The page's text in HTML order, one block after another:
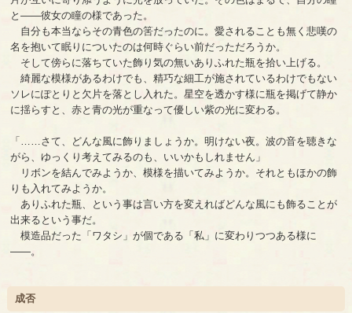
と――彼女の瞳の様であった。
自分も本当ならその青色の筈だったのに。愛されることも無く悲嘆の
名を抱いて眠りについたのは何時ぐらい前だっただろうか。
そして傍らに落ちていた飾り気の無いありふれた瓶を拾い上げる。
綺麗な模様があるわけでも、精巧な細工が施されているわけでもない
ソレにぽとりと欠片を落とし入れた。星空を透かす様に瓶を掲げて静か
に揺らすと、赤と青の光が重なって優しい紫の光に変わる。
「……さて、どんな風に飾りましょうか。明けない夜。波の音を聴きな
がら、ゆっくり考えてみるのも、いいかもしれません」
リボンを結んでみようか、模様を描いてみようか。それともほかの飾
りも入れてみようか。
ありふれた瓶、という事は言い方を変えればどんな風にも飾ることが
出来るという事だ。
模造品だった「ワタシ」が個である「私」に変わりつつある様に
――。
成否